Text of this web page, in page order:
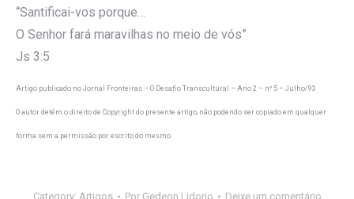
“Santificai-vos porque…
O Senhor fará maravilhas no meio de vós”
Js 3:5
Artigo publicado no Jornal Fronteiras – O Desafio Transcultural – Ano 2 – nº 5 – Julho/93
O autor detém o direito de Copyright do presente artigo, não podendo ser copiado em qualquer
forma sem a permissão por escrito do mesmo
Category: Artigos Por Gedeon Lidorio Deixe um comentário